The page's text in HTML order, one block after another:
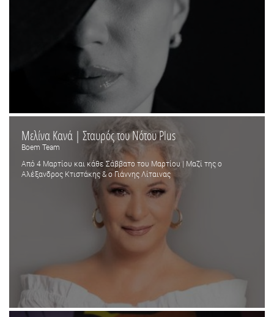
Μελίνα Κανά | Σταυρός του Νότου Plus
Boem Team
Από 4 Μαρτίου και κάθε Σάββατο του Μαρτίου | Μαζί της ο
Αλέξανδρος Κτιστάκης & ο Γιάννης Λίταινας